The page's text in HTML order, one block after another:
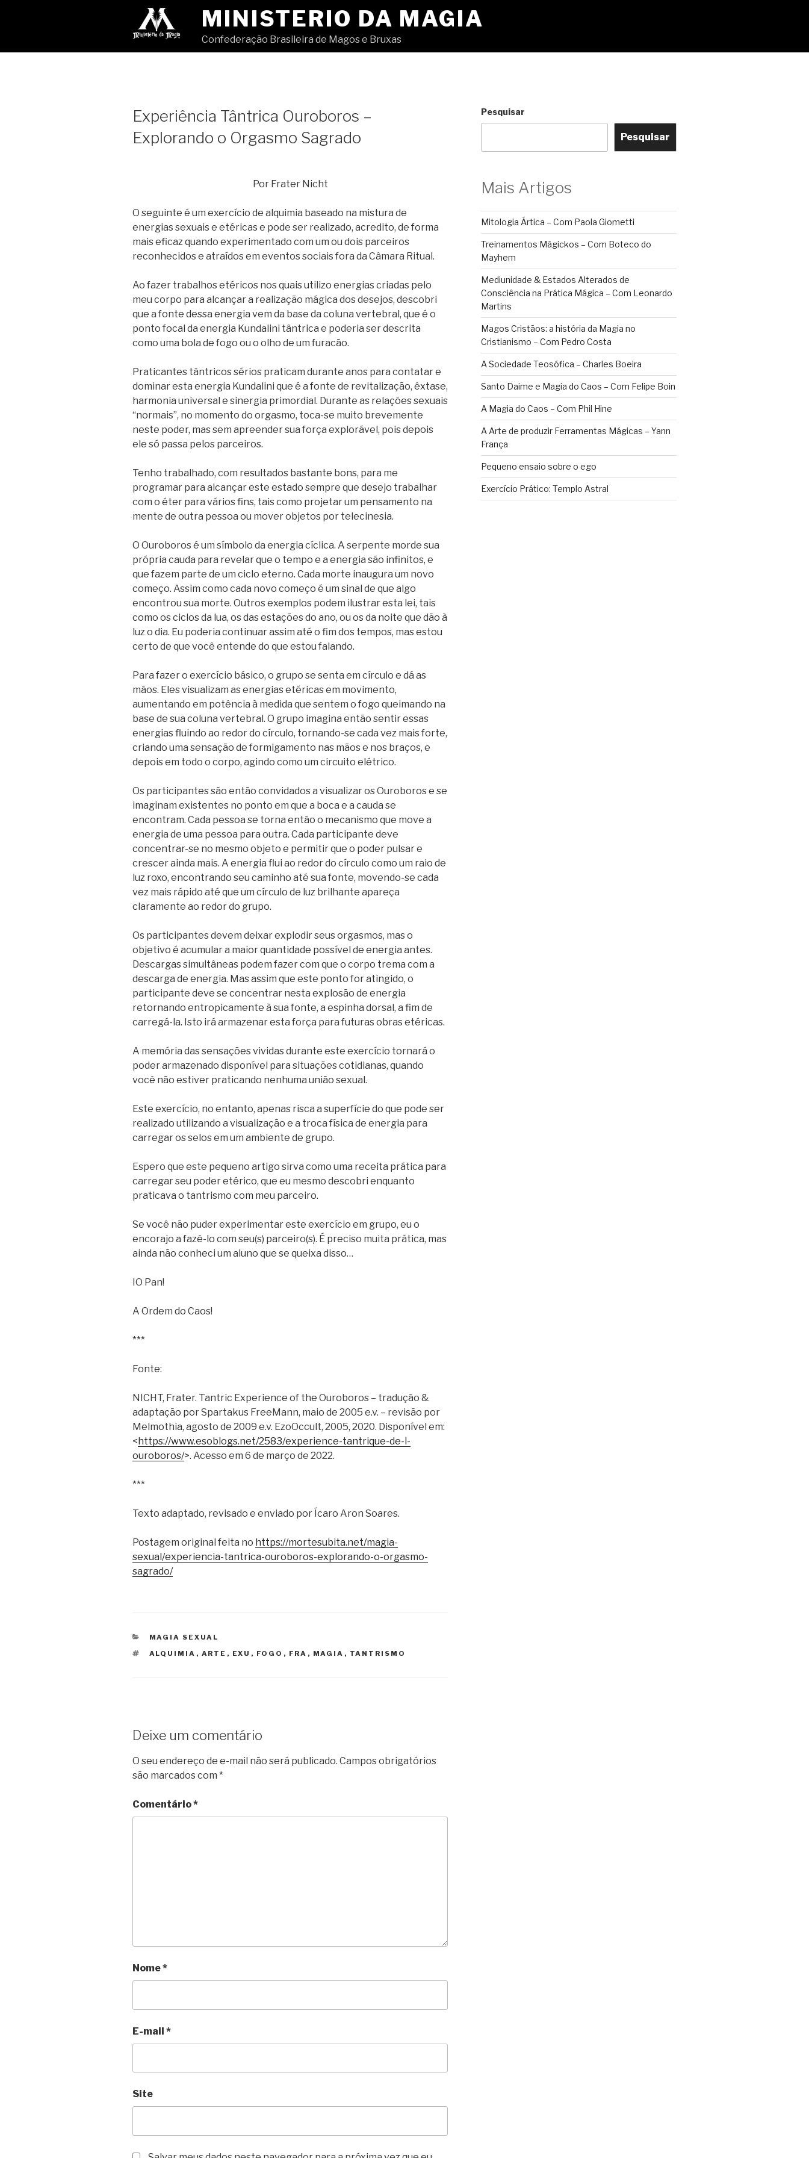
conteúdo
MINISTERIO DA MAGIA
Confederação Brasileira de Magos e Bruxas
Experiência Tântrica Ouroboros –
Explorando o Orgasmo Sagrado
Por Frater Nicht
O seguinte é um exercício de alquimia baseado na mistura de
energias sexuais e etéricas e pode ser realizado, acredito, de forma
mais eficaz quando experimentado com um ou dois parceiros
reconhecidos e atraídos em eventos sociais fora da Câmara Ritual.
Ao fazer trabalhos etéricos nos quais utilizo energias criadas pelo
meu corpo para alcançar a realização mágica dos desejos, descobri
que a fonte dessa energia vem da base da coluna vertebral, que é o
ponto focal da energia Kundalini tântrica e poderia ser descrita
como uma bola de fogo ou o olho de um furacão.
Praticantes tântricos sérios praticam durante anos para contatar e
dominar esta energia Kundalini que é a fonte de revitalização, êxtase,
harmonia universal e sinergia primordial. Durante as relações sexuais
“normais”, no momento do orgasmo, toca-se muito brevemente
neste poder, mas sem apreender sua força explorável, pois depois
ele só passa pelos parceiros.
Tenho trabalhado, com resultados bastante bons, para me
programar para alcançar este estado sempre que desejo trabalhar
com o éter para vários fins, tais como projetar um pensamento na
mente de outra pessoa ou mover objetos por telecinesia.
O Ouroboros é um símbolo da energia cíclica. A serpente morde sua
própria cauda para revelar que o tempo e a energia são infinitos, e
que fazem parte de um ciclo eterno. Cada morte inaugura um novo
começo. Assim como cada novo começo é um sinal de que algo
encontrou sua morte. Outros exemplos podem ilustrar esta lei, tais
como os ciclos da lua, os das estações do ano, ou os da noite que dão à
luz o dia. Eu poderia continuar assim até o fim dos tempos, mas estou
certo de que você entende do que estou falando.
Para fazer o exercício básico, o grupo se senta em círculo e dá as
mãos. Eles visualizam as energias etéricas em movimento,
aumentando em potência à medida que sentem o fogo queimando na
base de sua coluna vertebral. O grupo imagina então sentir essas
energias fluindo ao redor do círculo, tornando-se cada vez mais forte,
criando uma sensação de formigamento nas mãos e nos braços, e
depois em todo o corpo, agindo como um circuito elétrico.
Os participantes são então convidados a visualizar os Ouroboros e se
imaginam existentes no ponto em que a boca e a cauda se
encontram. Cada pessoa se torna então o mecanismo que move a
energia de uma pessoa para outra. Cada participante deve
concentrar-se no mesmo objeto e permitir que o poder pulsar e
crescer ainda mais. A energia flui ao redor do círculo como um raio de
luz roxo, encontrando seu caminho até sua fonte, movendo-se cada
vez mais rápido até que um círculo de luz brilhante apareça
claramente ao redor do grupo.
Os participantes devem deixar explodir seus orgasmos, mas o
objetivo é acumular a maior quantidade possível de energia antes.
Descargas simultâneas podem fazer com que o corpo trema com a
descarga de energia. Mas assim que este ponto for atingido, o
participante deve se concentrar nesta explosão de energia
retornando entropicamente à sua fonte, a espinha dorsal, a fim de
carregá-la. Isto irá armazenar esta força para futuras obras etéricas.
A memória das sensações vividas durante este exercício tornará o
poder armazenado disponível para situações cotidianas, quando
você não estiver praticando nenhuma união sexual.
Este exercício, no entanto, apenas risca a superfície do que pode ser
realizado utilizando a visualização e a troca física de energia para
carregar os selos em um ambiente de grupo.
Espero que este pequeno artigo sirva como uma receita prática para
carregar seu poder etérico, que eu mesmo descobri enquanto
praticava o tantrismo com meu parceiro.
Se você não puder experimentar este exercício em grupo, eu o
encorajo a fazê-lo com seu(s) parceiro(s). É preciso muita prática, mas
ainda não conheci um aluno que se queixa disso…
IO Pan!
A Ordem do Caos!
***
Fonte:
NICHT, Frater. Tantric Experience of the Ouroboros – tradução &
adaptação por Spartakus FreeMann, maio de 2005 e.v. – revisão por
Melmothia, agosto de 2009 e.v. EzoOccult, 2005, 2020. Disponível em:
<https://www.esoblogs.net/2583/experience-tantrique-de-l-
ouroboros/>. Acesso em 6 de março de 2022.
***
Texto adaptado, revisado e enviado por Ícaro Aron Soares.
Postagem original feita no https://mortesubita.net/magia-
sexual/experiencia-tantrica-ouroboros-explorando-o-orgasmo-
sagrado/
CATEGORIAS
MAGIA SEXUAL
TAGS
ALQUIMIA , ARTE , EXU , FOGO , FRA , MAGIA , TANTRISMO
Deixe um comentário
O seu endereço de e-mail não será publicado. Campos obrigatórios
são marcados com *
Comentário*
Nome*
E-mail *
Site
Pesquisar
Pesquisar
Mais Artigos
Mitologia Ártica – Com Paola Giometti
Treinamentos Mágickos – Com Boteco do
Mayhem
Mediunidade & Estados Alterados de
Consciência na Prática Mágica – Com Leonardo
Martins
Magos Cristãos: a história da Magia no
Cristianismo – Com Pedro Costa
A Sociedade Teosófica – Charles Boeira
Santo Daime e Magia do Caos – Com Felipe Boin
A Magia do Caos – Com Phil Hine
A Arte de produzir Ferramentas Mágicas – Yann
França
Pequeno ensaio sobre o ego
Exercício Prático: Templo Astral